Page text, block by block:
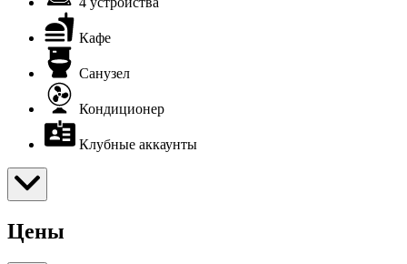
Кафе
Санузел
Кондиционер
Клубные аккаунты
Цены